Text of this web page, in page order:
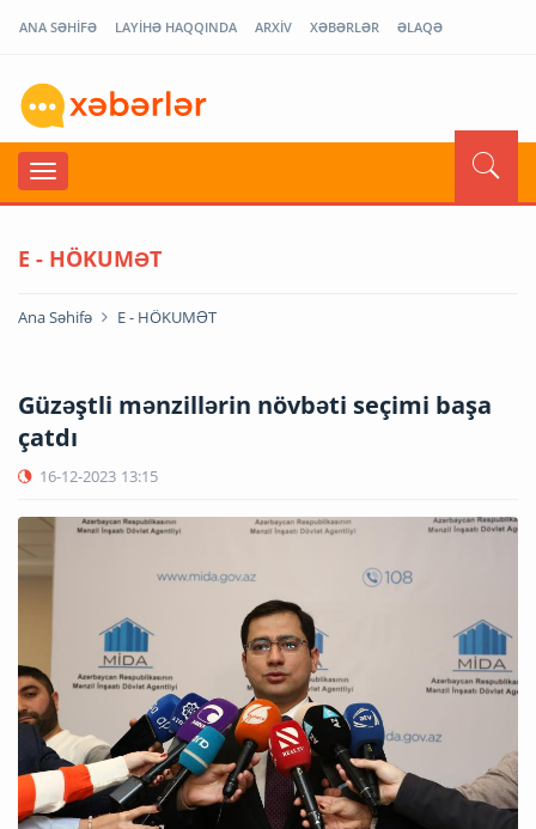
ANA SƏHİFƏ LAYİHƏ HAQQINDA ARXİV XƏBƏRLƏR ƏLAQƏ
E - HÖKUMƏT
Ana Səhifə E - HÖKUMƏT
Güzəştli mənzillərin növbəti seçimi başa
çatdı
16-12-2023 13:15